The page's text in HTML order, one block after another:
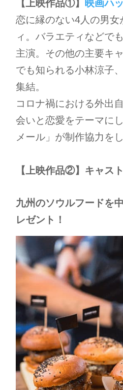
【上映作品①】 映画ハ
恋に縁のない4人の男
ィ。バラエティなどで
主演。その他の主要キ
でも知られる小林涼子
集結。
コロナ禍における外出
会いと恋愛をテーマに
メール」が制作協力を
【上映作品②】キャス
九州のソウルフードを
レゼント！